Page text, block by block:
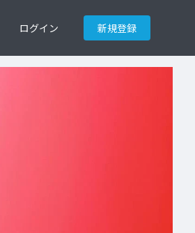
ログイン 新規登録